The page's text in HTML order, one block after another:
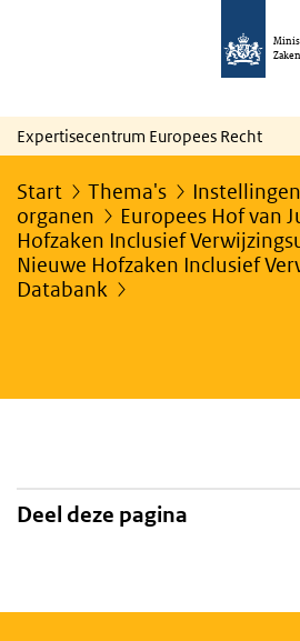
Zaken
Expertisecentrum Europees Recht
Start Thema's
organen
Europees Hof van
Hofzaken Inclusief
Nieuwe Hofzaken Inclusief
Databank
Deel deze pagina